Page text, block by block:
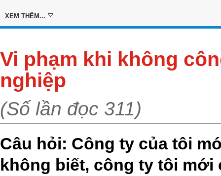
XEM THÊM...
Vi phạm khi không
nghiệp
(Số lần đọc 311)
Câu hỏi: Công ty của tôi
không biết, công ty tôi mới